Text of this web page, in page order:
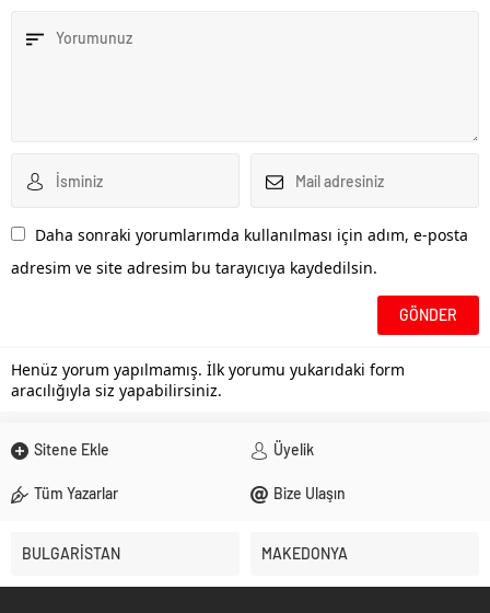
Daha sonraki yorumlarımda kullanılması için adım, e-posta
adresim ve site adresim bu tarayıcıya kaydedilsin.
Henüz yorum yapılmamış. İlk yorumu yukarıdaki form
aracılığıyla siz yapabilirsiniz.
Sitene Ekle Üyelik
Tüm Yazarlar Bize Ulaşın
BULGARİSTAN MAKEDONYA